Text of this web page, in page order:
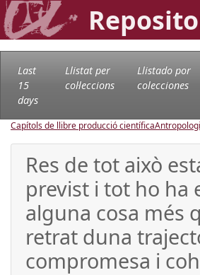
Last
15
days
Llistat per
col·leccions
Llistado por
colecciones
Capítols de llibre producció científica
Res de tot això
previst i tot ho ha
alguna cosa més
retrat duna
compromesa i